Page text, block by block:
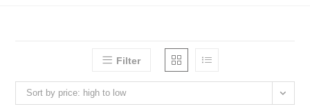
Filter
Sort by price: high to low